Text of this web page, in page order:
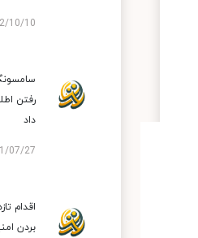
10/10
رفتن
داد
07/27
اقدام
بردن